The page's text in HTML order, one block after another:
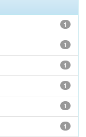
1
1
1
1
1
1